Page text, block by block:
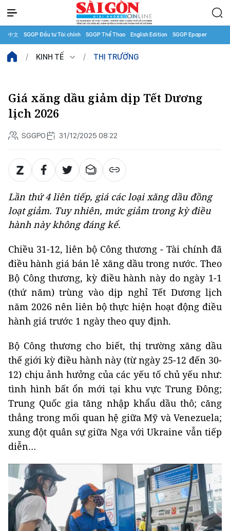
中文 SGGP Đầu tư Tài chính SGGP Thể Thao English Edition SGGP Epaper
KINH TẾ THỊ TRƯỜNG
Giá xăng dầu giảm dịp Tết Dương
lịch 2026
SGGPO 31/12/2025 08:22
Lần thứ 4 liên tiếp, giá các loại xăng dầu đồng
loạt giảm. Tuy nhiên, mức giảm trong kỳ điều
hành này không đáng kể.
Chiều 31-12, liên bộ Công thương - Tài chính đã
điều hành giá bán lẻ xăng dầu trong nước. Theo
Bộ Công thương, kỳ điều hành này do ngày 1-1
(thứ năm) trùng vào dịp nghỉ Tết Dương lịch
năm 2026 nên liên bộ thực hiện hoạt động điều
hành giá trước 1 ngày theo quy định.
Bộ Công thương cho biết, thị trường xăng dầu
thế giới kỳ điều hành này (từ ngày 25-12 đến 30-
12) chịu ảnh hưởng của các yếu tố chủ yếu như:
tình hình bất ổn mới tại khu vực Trung Đông;
Trung Quốc gia tăng nhập khẩu dầu thô; căng
thẳng trong mối quan hệ giữa Mỹ và Venezuela;
xung đột quân sự giữa Nga với Ukraine vẫn tiếp
diễn…